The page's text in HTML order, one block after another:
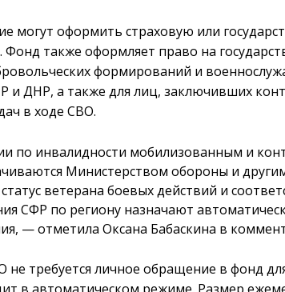
могут оформить страховую или
Фонд также оформляет право на
формирований и
и ДНР, а также для лиц, заключивших
в ходе СВО.
по инвалидности мобилизованным и
Министерством обороны и
ветерана боевых действий и
СФР по региону назначают
— отметила Оксана Бабаскина в
не требуется личное обращение в фонд